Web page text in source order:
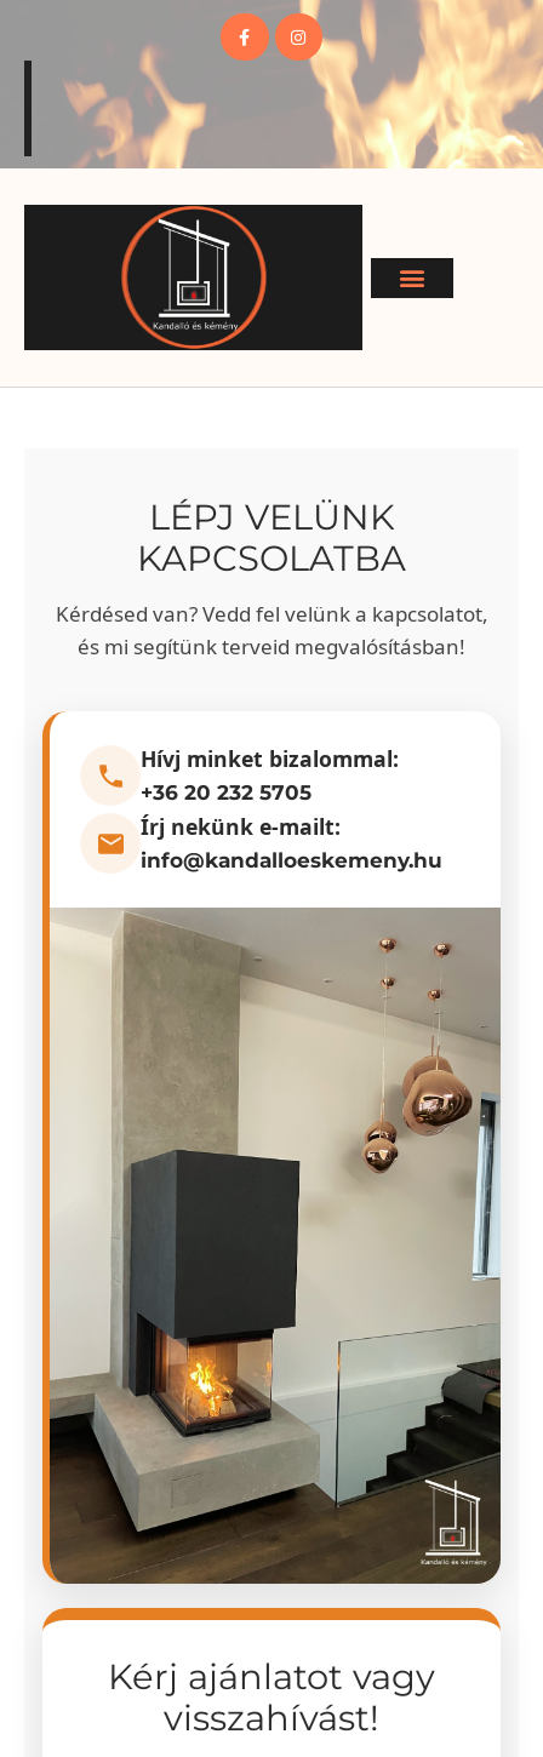
LÉPJ VELÜNK
KAPCSOLATBA
Kérdésed van? Vedd fel velünk a kapcsolatot,
és mi segítünk terveid megvalósításban!
Hívj minket bizalommal:
+36 20 232 5705
Írj nekünk e-mailt:
info@kandalloeskemeny.hu
Kérj ajánlatot vagy
visszahívást!